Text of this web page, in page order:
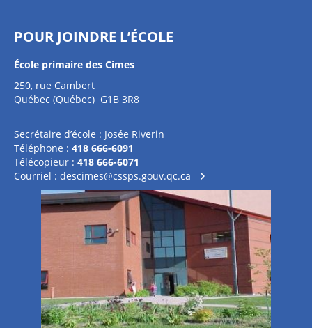
POUR JOINDRE L’ÉCOLE
École primaire des Cimes
250, rue Cambert
Québec (Québec) G1B 3R8
Secrétaire d’école : Josée Riverin
Téléphone : 418 666-6091
Télécopieur : 418 666-6071
Courriel : descimes@cssps.gouv.qc.ca